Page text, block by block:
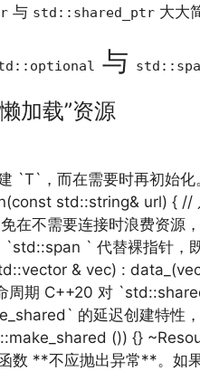
与 std::shared_ptr 大大
与
加载”资源
`T`，而在需要时再初始
std::string& url) { //
在不需要连接时浪费资
`std::span ` 代替裸指针
& vec) :
期 C++20 对
的延迟创建特性
()) {}
数 **不应抛出异常**。如